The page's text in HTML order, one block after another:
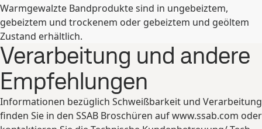
Warmgewalzte Bandprodukte sind in ungebeiztem,
gebeiztem und trockenem oder gebeiztem und geöltem
Zustand erhältlich.
Verarbeitung und andere
Empfehlungen
Informationen bezüglich Schweißbarkeit und Verarbeitung
finden Sie in den SSAB Broschüren auf www.ssab.com oder